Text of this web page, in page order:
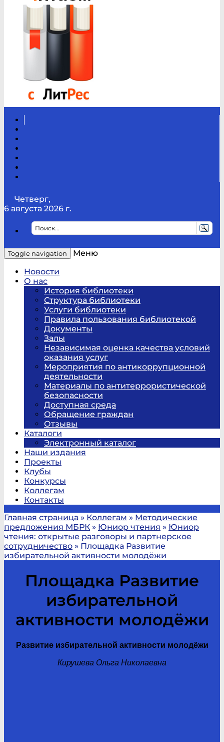
Четверг,
6 августа 2026 г.
Toggle navigation
Меню
Новости
О нас
История библиотеки
Структура библиотеки
Услуги библиотеки
Правила пользования библиотекой
Документы
Залы
Независимая оценка качества условий
оказания услуг
Мероприятия по антикоррупционной
деятельности
Материалы по антитеррористической
безопасности
Доступная среда
Обращение граждан
Отзывы
Каталоги
Электронный каталог
Наши издания
Проекты
Клубы
Конкурсы
Коллегам
Контакты
Главная страница » Коллегам » Методические
предложения МБРК » Юниор чтения » Юниор
чтения: открытые разговоры и партнерское
сотрудничество » Площадка Развитие
избирательной активности молодёжи
Площадка Развитие
избирательной
активности молодёжи
Развитие избирательной активности молодёжи
Кирушева Ольга Николаевна